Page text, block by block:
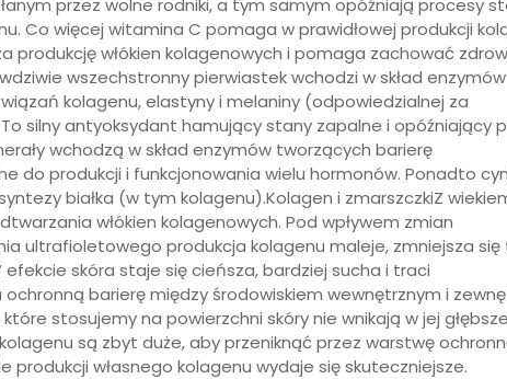
przez wolne rodniki, a tym samym opóźniają procesy
Co więcej witamina C pomaga w prawidłowej produkcji
produkcję włókien kolagenowych i pomaga zachować
wszechstronny pierwiastek wchodzi w skład enzymów
kolagenu, elastyny i melaniny (odpowiedzialnej za
silny antyoksydant hamujący stany zapalne i opóźniający
wchodzą w skład enzymów tworzących barierę
do produkcji i funkcjonowania wielu hormonów. Ponadto
białka (w tym kolagenu).Kolagen i zmarszczkiZ
włókien kolagenowych. Pod wpływem zmian
ultrafioletowego produkcja kolagenu maleje, zmniejsza się
efekcie skóra staje się cieńsza, bardziej sucha i traci
barierę między środowiskiem wewnętrznym i
stosujemy na powierzchni skóry nie wnikają w jej głębsze
są zbyt duże, aby przeniknąć przez warstwę
produkcji własnego kolagenu wydaje się skuteczniejsze.